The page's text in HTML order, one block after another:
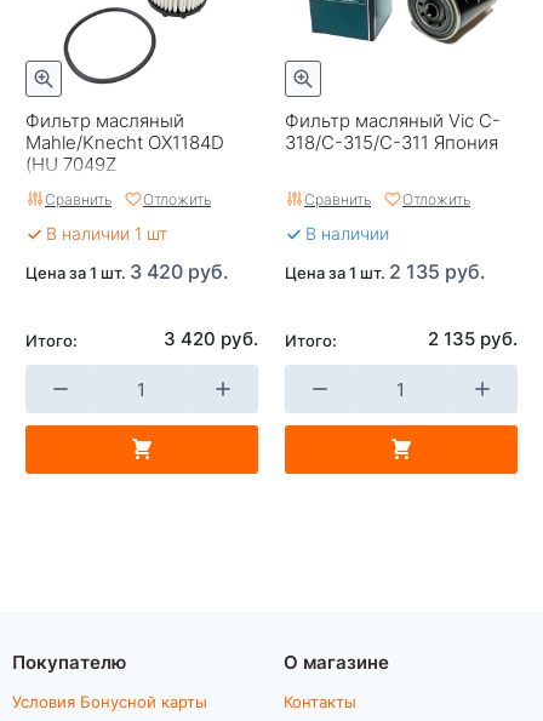
Фильтр масляный
Mahle/Knecht OX1184D
(HU 7049Z
Mann/06M198405F VW
Оригинал) Германия
Сравнить Отложить
В наличии 1 шт
Цена за 1 шт. 3 420 руб.
Итого: 3 420 руб.
Фильтр масляный Vic C-
318/C-315/C-311 Япония
Сравнить Отложить
В наличии
Цена за 1 шт. 2 135 руб.
Итого: 2 135 руб.
Покупателю
Условия Бонусной карты
О магазине
Контакты